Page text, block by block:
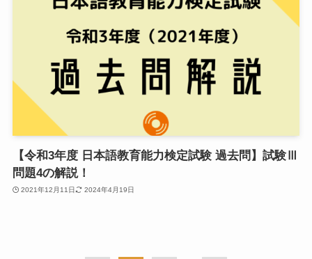
【令和3年度 日本語教育能力検定試験 過去問】試験Ⅲ
問題4の解説！
2021年12月11日 2024年4月19日